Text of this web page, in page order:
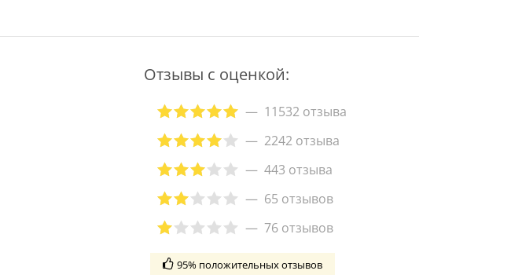
Отзывы с оценкой:
11532 отзыва
2242 отзыва
443 отзыва
65 отзывов
76 отзывов
95% положительных отзывов